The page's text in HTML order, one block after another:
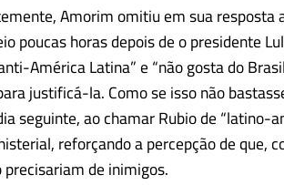
Amorim omitiu em sua
poucas horas depois de o presidente
América Latina” e “não gosta do
justificá-la. Como se isso não
seguinte, ao chamar Rubio de
reforçando a percepção de que,
precisariam de inimigos.